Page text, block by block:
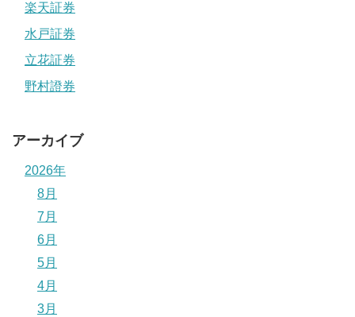
楽天証券
水戸証券
立花証券
野村證券
アーカイブ
2026年
8月
7月
6月
5月
4月
3月